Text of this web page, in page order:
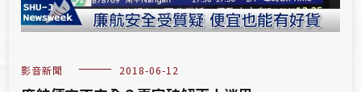
影音新聞 2018-06-12